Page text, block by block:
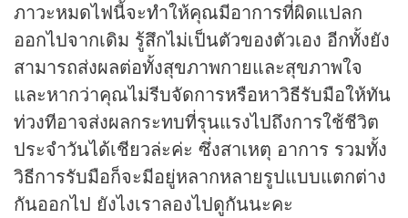
ภาวะหมดไฟนี้จะทำให้คุณมีอาการที่ผิดแปลก
ออกไปจากเดิม รู้สึกไม่เป็นตัวของตัวเอง อีกทั้งยัง
สามารถส่งผลต่อทั้งสุขภาพกายและสุขภาพใจ
และหากว่าคุณไม่รีบจัดการหรือหาวิธีรับมือให้ทัน
ท่วงทีอาจส่งผลกระทบที่รุนแรงไปถึงการใช้ชีวิต
ประจำวันได้เชียวล่ะค่ะ ซึ่งสาเหตุ อาการ รวมทั้ง
วิธีการรับมือก็จะมีอยู่หลากหลายรูปแบบแตกต่าง
กันออกไป ยังไงเราลองไปดูกันนะคะ